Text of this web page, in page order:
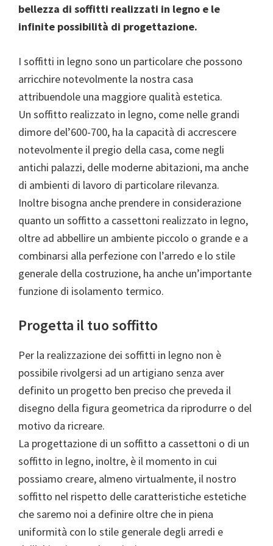
bellezza di soffitti realizzati in legno e le
infinite possibilità di progettazione.
I soffitti in legno sono un particolare che possono
arricchire notevolmente la nostra casa
attribuendole una maggiore qualità estetica.
Un soffitto realizzato in legno, come nelle grandi
dimore del’600-700, ha la capacità di accrescere
notevolmente il pregio della casa, come negli
antichi palazzi, delle moderne abitazioni, ma anche
di ambienti di lavoro di particolare rilevanza.
Inoltre bisogna anche prendere in considerazione
quanto un soffitto a cassettoni realizzato in legno,
oltre ad abbellire un ambiente piccolo o grande e a
combinarsi alla perfezione con l’arredo e lo stile
generale della costruzione, ha anche un’importante
funzione di isolamento termico.
Progetta il tuo soffitto
Per la realizzazione dei soffitti in legno non è
possibile rivolgersi ad un artigiano senza aver
definito un progetto ben preciso che preveda il
disegno della figura geometrica da riprodurre o del
motivo da ricreare.
La progettazione di un soffitto a cassettoni o di un
soffitto in legno, inoltre, è il momento in cui
possiamo creare, almeno virtualmente, il nostro
soffitto nel rispetto delle caratteristiche estetiche
che saremo noi a definire oltre che in piena
uniformità con lo stile generale degli arredi e